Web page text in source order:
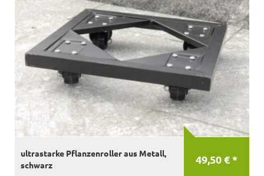
49,50 € *
ultrastarke Pflanzenroller aus Metall,
schwarz